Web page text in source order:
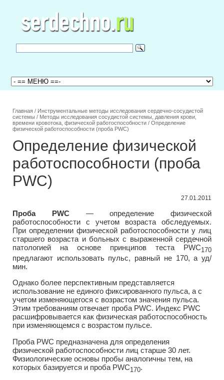
Главная / Инструментальные методы исследования сердечно-сосудистой
системы / Методы исследования сосудистой системы, давления крови,
времени кровотока, физической работоспособности / Определение
физической работоспособности (проба PWC)
Определение физической
работоспособности (проба
PWC)
27.01.2011
Проба PWC— определение физической
работоспособности с учетом возраста обследуемых.
При определении физической работоспособности у лиц
старшего возраста и больных с выраженной сердечной
патологией на основе принципов теста PWC170
предлагают использовать пульс, равный не 170, а уд/
мин.
Однако более перспективным представляется
использование не единого фиксированного пульса, а с
учетом изменяющегося с возрастом значения пульса.
Этим требованиям отвечает проба PWC. Индекс PWC
расшифровывается как физическая работоспособность
при изменяющемся с возрастом пульсе.
Проба PWC предназначена для определения
физической работоспособности лиц старше 30 лет.
Физиологические основы пробы аналогичны тем, на
которых базируется и проба PWC170.